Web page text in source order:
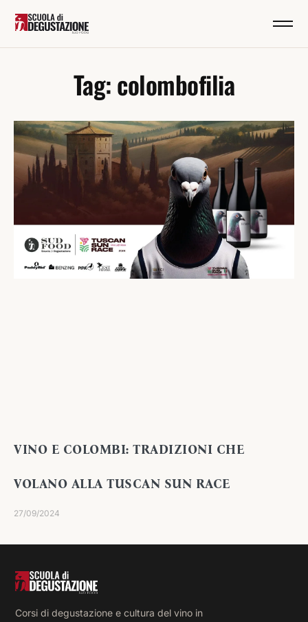
Tag: colombofilia
VINO E COLOMBI: TRADIZIONI CHE
VOLANO ALLA TUSCAN SUN RACE
27/09/2024
Corsi di degustazione e cultura del vino in